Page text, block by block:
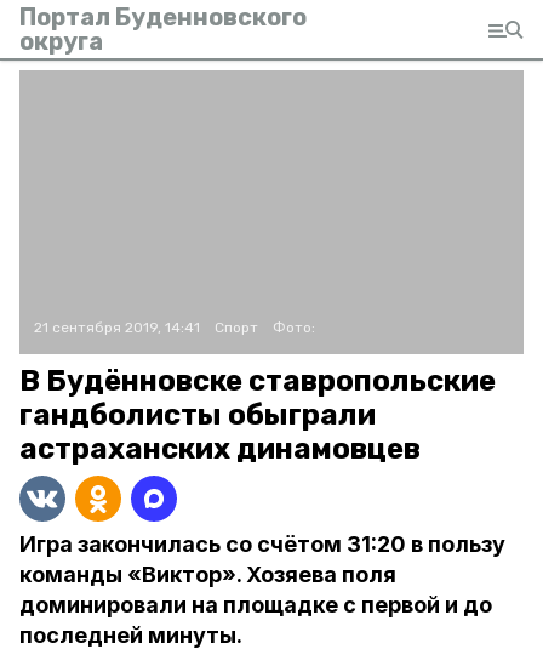
Портал Буденновского
округа
21 сентября 2019, 14:41 Спорт Фото:
В Будённовске ставропольские
гандболисты обыграли
астраханских динамовцев
Игра закончилась со счётом 31:20 в пользу
команды «Виктор». Хозяева поля
доминировали на площадке с первой и до
последней минуты.